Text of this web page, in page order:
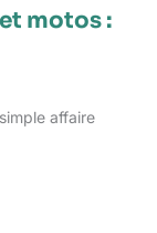
motos :
affaire